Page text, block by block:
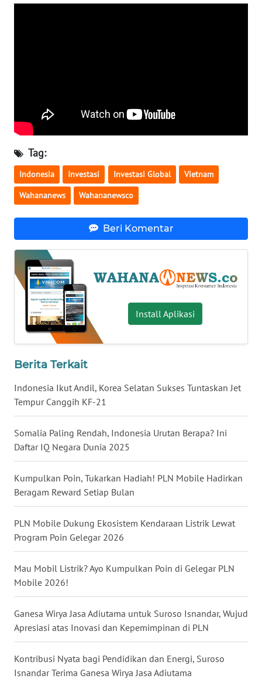
Tag:
Indonesia Investasi Investasi Global Vietnam
Wahananews Wahananewsco
Beri Komentar
Install Aplikasi
Berita Terkait
Indonesia Ikut Andil, Korea Selatan Sukses Tuntaskan Jet
Tempur Canggih KF-21
Somalia Paling Rendah, Indonesia Urutan Berapa? Ini
Daftar IQ Negara Dunia 2025
Kumpulkan Poin, Tukarkan Hadiah! PLN Mobile Hadirkan
Beragam Reward Setiap Bulan
PLN Mobile Dukung Ekosistem Kendaraan Listrik Lewat
Program Poin Gelegar 2026
Mau Mobil Listrik? Ayo Kumpulkan Poin di Gelegar PLN
Mobile 2026!
Ganesa Wirya Jasa Adiutama untuk Suroso Isnandar, Wujud
Apresiasi atas Inovasi dan Kepemimpinan di PLN
Kontribusi Nyata bagi Pendidikan dan Energi, Suroso
Isnandar Terima Ganesa Wirya Jasa Adiutama
WN
WN
BABEL
WN
WN
SUMSEL
WN
BENGKULU
WN
LAMPUNG
WN
JATENG
WN
NUSANTARA
WN
JOGJA
WN
WN
KALBAR
KALTENG